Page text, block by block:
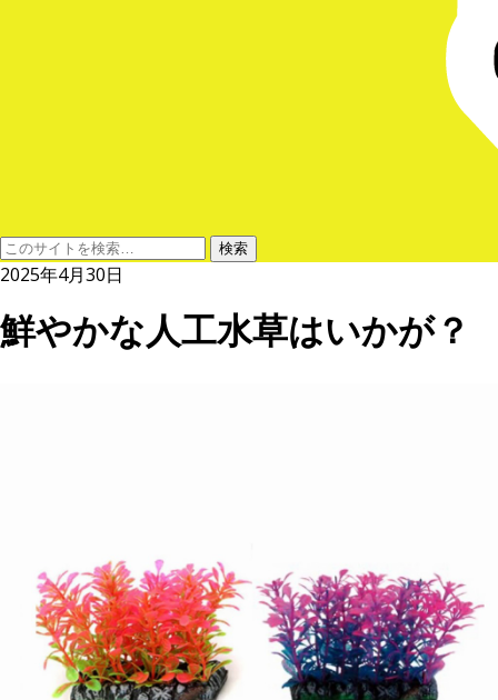
2025年4月30日
鮮やかな人工水草はいかが？